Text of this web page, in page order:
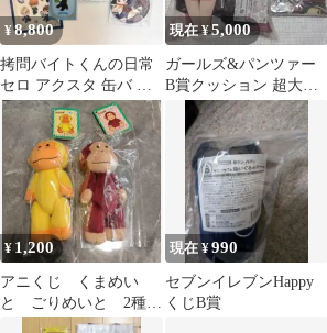
¥8,800
拷問バイトくんの日常
セロ アクスタ 缶バ ま
とめ売り
現在 ¥5,000
ガールズ&パンツァー
B賞クッション 超大判
タオルケット
¥ 1,200
アニくじ くまめい
と ごりめいと 2種セ
ット B賞 ウホウ
現在 ¥990
セブンイレブンHappy
くじB賞